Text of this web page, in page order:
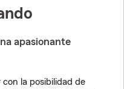
apasionante
la posibilidad de